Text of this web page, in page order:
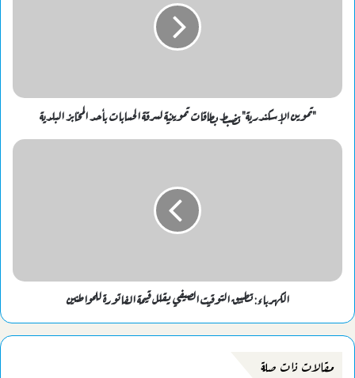
"تموين الإسكندرية" تضبط بطاقات تموينية لسرقة الحسابات بأحد المخابز البلدية
الكهرباء: تطبيق التوقيت الصيفي يقلل قيمة الفاتورة للمواطنين
مقالات ذات صلة